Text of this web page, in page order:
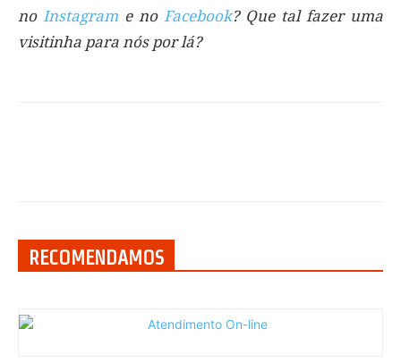
no Instagrame no Facebook? Que tal fazer uma
visitinha para nós por lá?
RECOMENDAMOS